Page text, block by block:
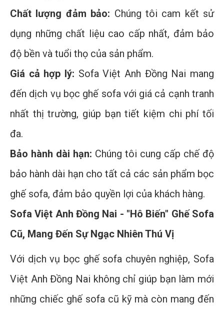
Chất lượng đảm bảo: Chúng tôi cam kết sử
dụng những chất liệu cao cấp nhất, đảm bảo
độ bền và tuổi thọ của sản phẩm.
Giá cả hợp lý: Sofa Việt Anh Đồng Nai mang
đến dịch vụ bọc ghế sofa với giá cả cạnh tranh
nhất thị trường, giúp bạn tiết kiệm chi phí tối
đa.
Bảo hành dài hạn: Chúng tôi cung cấp chế độ
bảo hành dài hạn cho tất cả các sản phẩm bọc
ghế sofa, đảm bảo quyền lợi của khách hàng.
Sofa Việt Anh Đồng Nai - "Hô Biến" Ghế Sofa
Cũ, Mang Đến Sự Ngạc Nhiên Thú Vị
Với dịch vụ bọc ghế sofa chuyên nghiệp, Sofa
Việt Anh Đồng Nai không chỉ giúp bạn làm mới
những chiếc ghế sofa cũ kỹ mà còn mang đến